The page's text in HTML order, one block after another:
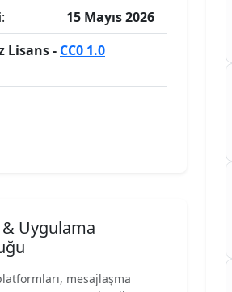
15 Mayıs 2026
Lisans - CC0 1.0
Uygulama
mesajlaşma